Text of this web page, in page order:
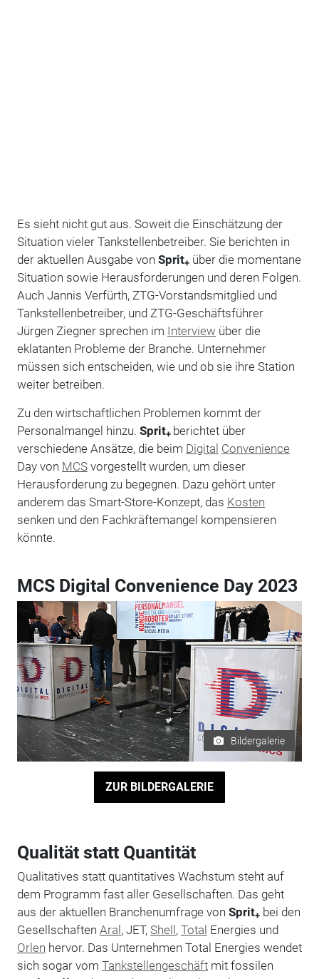
Es sieht nicht gut aus. Soweit die Einschätzung der
Situation vieler Tankstellenbetreiber. Sie berichten in
der aktuellen Ausgabe von Sprit+über die momentane
Situation sowie Herausforderungen und deren Folgen.
Auch Jannis Verfürth, ZTG-Vorstandsmitglied und
Tankstellenbetreiber, und ZTG-Geschäftsführer
Jürgen Ziegner sprechen im Interview über die
eklatanten Probleme der Branche. Unternehmer
müssen sich entscheiden, wie und ob sie ihre Station
weiter betreiben.
Zu den wirtschaftlichen Problemen kommt der
Personalmangel hinzu. Sprit+ berichtet über
verschiedene Ansätze, die beim Digital Convenience
Day von MCSvorgestellt wurden, um dieser
Herausforderung zu begegnen. Dazu gehört unter
anderem das Smart-Store-Konzept, das Kosten
senken und den Fachkräftemangel kompensieren
könnte.
MCS Digital Convenience Day 2023
Bildergalerie
ZUR BILDERGALERIE
Qualität statt Quantität
Qualitatives statt quantitatives Wachstum steht auf
dem Programm fast aller Gesellschaften. Das geht
aus der aktuellen Branchenumfrage von Sprit+bei den
Gesellschaften Aral, JET, Shell, Total Energies und
Orlen hervor. Das Unternehmen Total Energies wendet
sich sogar vom Tankstellengeschäftmit fossilen